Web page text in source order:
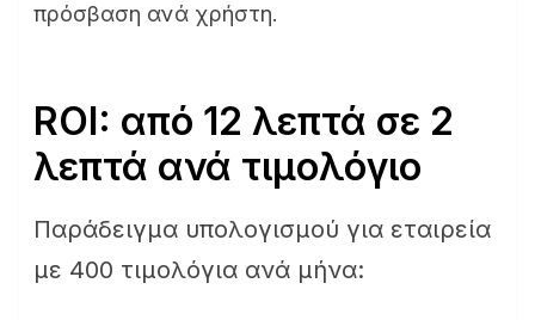
πρόσβαση ανά χρήστη.
ROI: από 12 λεπτά σε 2
λεπτά ανά τιμολόγιο
Παράδειγμα υπολογισμού για εταιρεία
με 400 τιμολόγια ανά μήνα: